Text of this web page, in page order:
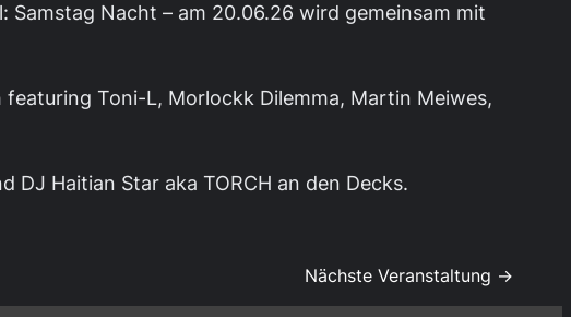
Samstag Nacht – am 20.06.26 wird gemeinsam mit
Toni-L, Morlockk Dilemma, Martin Meiwes,
Haitian Star aka TORCH an den Decks.
Nächste Veranstaltung →